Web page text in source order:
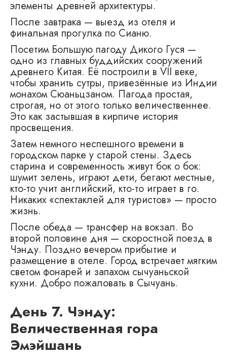
элементы древней архитектуры.
После завтрака — выезд из отеля и
финальная прогулка по Сианю.
Посетим Большую пагоду Дикого Гуся —
одно из главных буддийских сооружений
древнего Китая. Её построили в VII веке,
чтобы хранить сутры, привезённые из Индии
монахом Сюаньцзаном. Пагода простая,
строгая, но от этого только величественнее.
Это как застывшая в кирпиче история
просвещения.
Затем немного неспешного времени в
городском парке у старой стены. Здесь
старина и современность живут бок о бок:
шумит зелень, играют дети, бегают местные,
кто-то учит английский, кто-то играет в го.
Никаких «спектаклей для туристов» — просто
жизнь.
После обеда — трансфер на вокзал. Во
второй половине дня — скоростной поезд в
Чэнду. Поздно вечером прибытие и
размещение в отеле. Город встречает мягким
светом фонарей и запахом сычуаньской
кухни. Добро пожаловать в Сычуань.
День 7. Чэнду:
Величественная гора
Эмэйшань